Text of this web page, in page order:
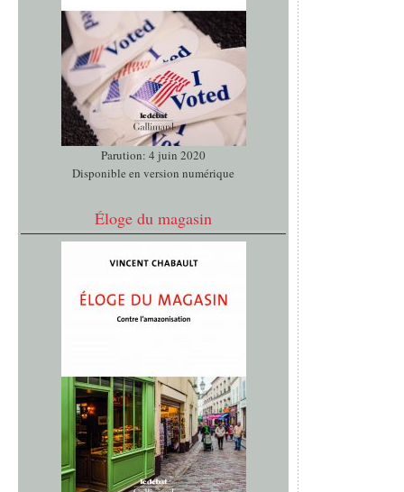
Parution: 4 juin 2020
Disponible en version numérique
Éloge du magasin